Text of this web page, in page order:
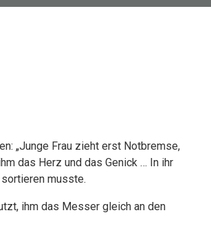
„Junge Frau zieht erst Notbremse,
das Herz und das Genick … In ihr
musste.
ihm das Messer gleich an den